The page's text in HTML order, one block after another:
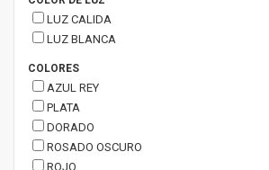
LUZ CALIDA
LUZ BLANCA
COLORES
AZUL REY
PLATA
DORADO
ROSADO OSCURO
ROJO